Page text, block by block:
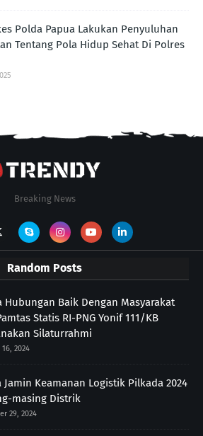
Polda Papua Lakukan Penyuluhan
Tentang Pola Hidup Sehat Di Polres
Breaking News
Random Posts
Hubungan Baik Dengan Masyarakat
Statis RI-PNG Yonif 111/KB
Silaturrahmi
2024
Jamin Keamanan Logistik Pilkada 2024
masing Distrik
29, 2024